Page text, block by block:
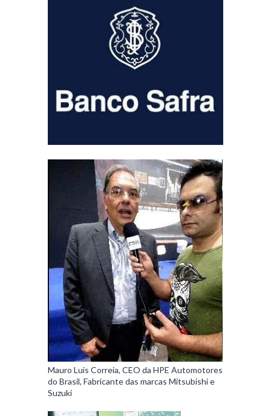
Mauro Luis Correia, CEO da HPE Automotores
do Brasil, Fabricante das marcas Mitsubishi e
Suzuki